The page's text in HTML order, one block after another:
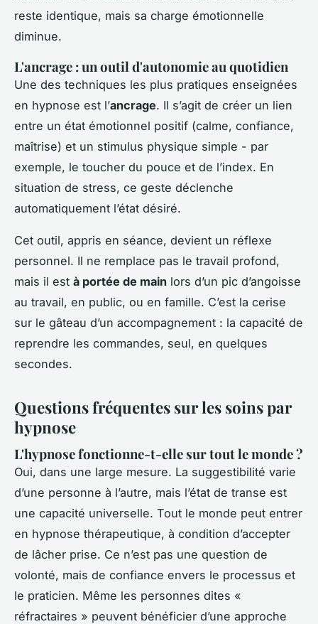
reste identique, mais sa charge émotionnelle
diminue.
L'ancrage : un outil d'autonomie au quotidien
Une des techniques les plus pratiques enseignées
en hypnose est l’ancrage. Il s’agit de créer un lien
entre un état émotionnel positif (calme, confiance,
maîtrise) et un stimulus physique simple - par
exemple, le toucher du pouce et de l’index. En
situation de stress, ce geste déclenche
automatiquement l’état désiré.
Cet outil, appris en séance, devient un réflexe
personnel. Il ne remplace pas le travail profond,
mais il est à portée de main lors d’un pic d’angoisse
au travail, en public, ou en famille. C’est la cerise
sur le gâteau d’un accompagnement : la capacité de
reprendre les commandes, seul, en quelques
secondes.
Questions fréquentes sur les soins par
hypnose
L'hypnose fonctionne-t-elle sur tout le monde ?
Oui, dans une large mesure. La suggestibilité varie
d’une personne à l’autre, mais l’état de transe est
une capacité universelle. Tout le monde peut entrer
en hypnose thérapeutique, à condition d’accepter
de lâcher prise. Ce n’est pas une question de
volonté, mais de confiance envers le processus et
le praticien. Même les personnes dites «
réfractaires » peuvent bénéficier d’une approche